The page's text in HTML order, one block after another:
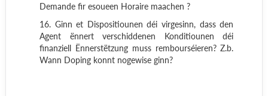
Demande fir esoueen Horaire maachen ?
16. Ginn et Dispositiounen déi virgesinn, dass den
Agent ënnert verschiddenen Konditiounen déi
finanziell Ënnerstëtzung muss rembourséieren? Z.b.
Wann Doping konnt nogewise ginn?